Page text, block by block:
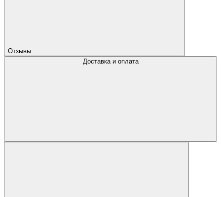
Отзывы
Доставка и оплата